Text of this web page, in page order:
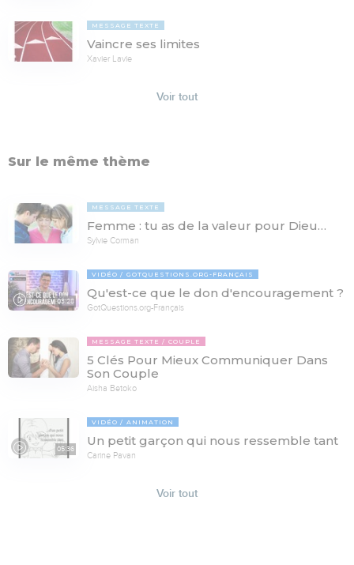
MESSAGE TEXTE
Vaincre ses limites
Xavier Lavie
Voir tout
Sur le même thème
MESSAGE TEXTE
Femme : tu as de la valeur pour Dieu…
Sylvie Corman
03:28
VIDÉO GOTQUESTIONS.ORG-FRANÇAIS
Qu'est-ce que le don d'encouragement ?
GotQuestions.org-Français
MESSAGE TEXTE COUPLE
5 Clés Pour Mieux Communiquer Dans
Son Couple
Aisha Betoko
05:36
VIDÉO ANIMATION
Un petit garçon qui nous ressemble tant
Carine Pavan
Voir tout